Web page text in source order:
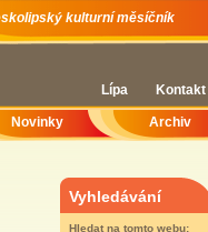
kulturní měsíčník
Novinky Archiv
Lípa Kontakt
Vyhledávání
Hledat na tomto webu: